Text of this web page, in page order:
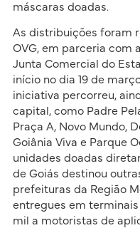
máscaras doadas.
As distribuições foram
OVG, em parceria com
Junta Comercial do
início no dia 19 de
iniciativa percorreu,
capital, como Padre
Praça A, Novo Mundo,
Goiânia Viva e Parque
unidades doadas
de Goiás destinou
prefeituras da Região
entregues em
mil a motoristas de